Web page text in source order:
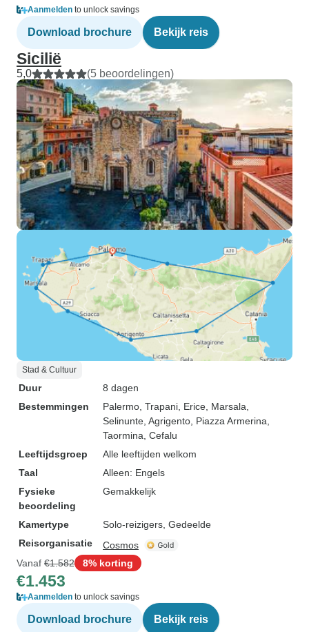
Aanmelden to unlock savings
Download brochure Bekijk reis
Sicilië
5,0 (5 beoordelingen)
Stad & Cultuur
Duur
8 dagen
Bestemmingen
Palermo , Trapani , Erice , Marsala
Selinunte , Agrigento , Piazza Armerina
Taormina , Cefalu
Leeftijdsgroep
Alle leeftijden welkom
Taal
Alleen: Engels
Fysieke
beoordeling
Gemakkelijk
Kamertype
Solo-reizigers, Gedeelde
Reisorganisatie
Cosmos
Vanaf €1.582 8% korting
€1.453
Aanmelden to unlock savings
Download brochure Bekijk reis